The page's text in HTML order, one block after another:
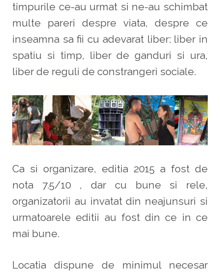
timpurile ce-au urmat si ne-au schimbat
multe pareri despre viata, despre ce
inseamna sa fii cu adevarat liber: liber in
spatiu si timp, liber de ganduri si ura,
liber de reguli de constrangeri sociale.
Ca si organizare, editia 2015 a fost de
nota 7.5/10 , dar cu bune si rele,
organizatorii au invatat din neajunsuri si
urmatoarele editii au fost din ce in ce
mai bune.
Locatia dispune de minimul necesar